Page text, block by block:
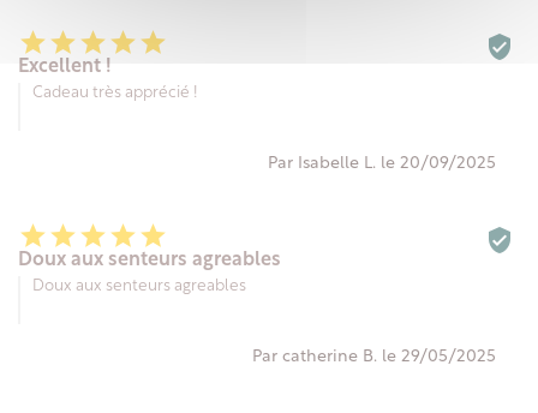

Excellent !
Cadeau très apprécié !

Par Isabelle L. le 20/09/2025

Doux aux senteurs agreables
Doux aux senteurs agreables

Par catherine B. le 29/05/2025